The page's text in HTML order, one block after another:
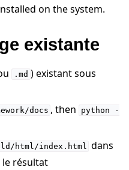
on the system.
existante
.md ) existant sous
docs , then python
-
html/index.html dans
résultat